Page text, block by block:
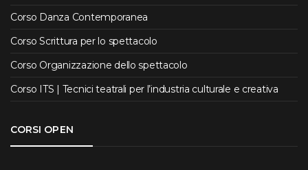
Corso Danza Contemporanea
Corso Scrittura per lo spettacolo
Corso Organizzazione dello spettacolo
Corso ITS | Tecnici teatrali per l’industria culturale e creativa
CORSI OPEN